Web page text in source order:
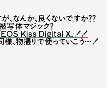
、なんか、良くないですか？？
写体マジック？
EOS Kiss Digital X』！！
、物撮りで使っていこう…！